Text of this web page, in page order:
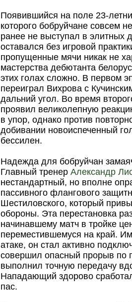
Появившийся на поле 23-
которого бобруйчане совсем
ранее не выступал в элитных
оставался без игровой
пропущенные мячи никак не
мастерства дебютанта
этих голах сложно. В первом
переиграл Вихрова с
дальний угол. Во время
проявил великолепную
в упор, однако против
добивании новоиспеченный
бессилен.
Надежда для бобруйчан
Главный тренерАлександр
нестандартный, но вполне
пассивного флангового
Шестиловского, который
обороны. Эта перестановка
начинавшему матч в тройке
переместившемуся на край.
атаке, он стал активно
совершил опасный прорыв по
выполнил точную передачу
Нападающий здорово
пас.